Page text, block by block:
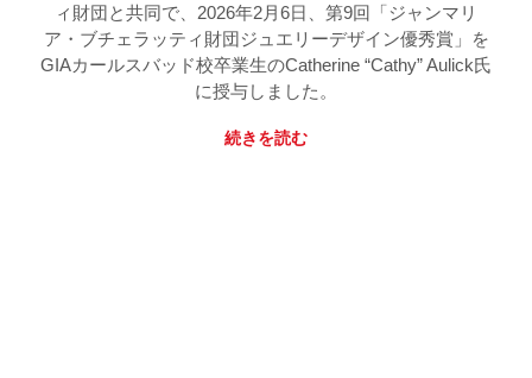
ィ財団と共同で、2026年2月6日、第9回「ジャンマリ
ア・ブチェラッティ財団ジュエリーデザイン優秀賞」を
GIAカールスバッド校卒業生のCatherine “Cathy” Aulick氏
に授与しました。
続きを読む